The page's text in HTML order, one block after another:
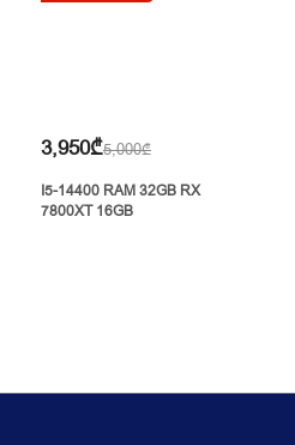
3,950₾5,000₾
I5-14400 RAM 32GB RX
7800XT 16GB